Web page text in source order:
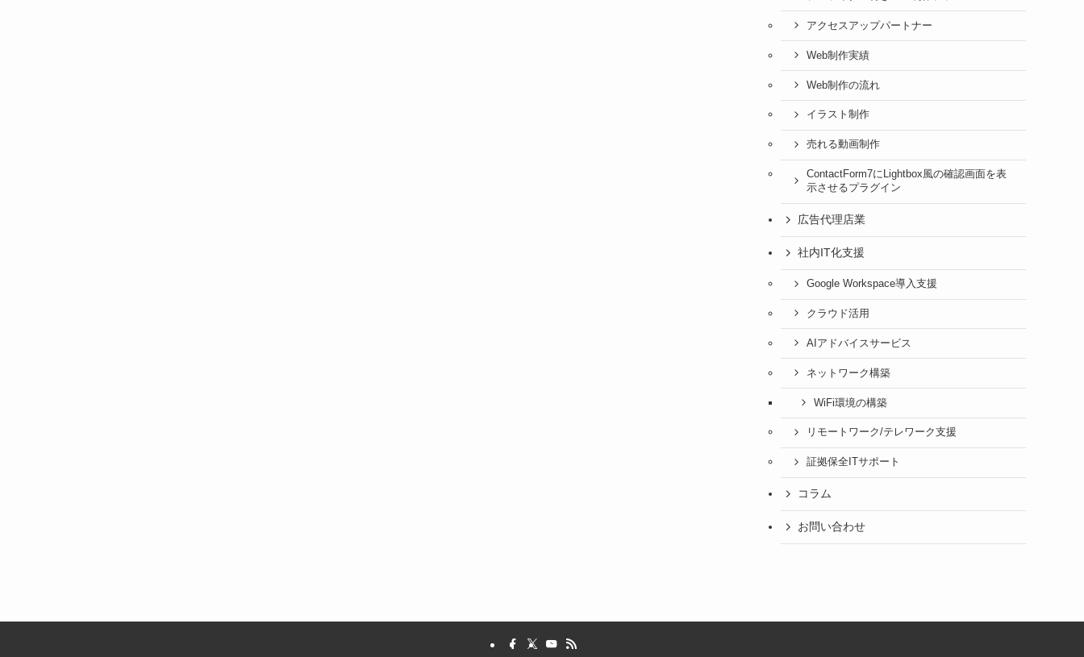
アクセスアップパートナー
Web制作実績
Web制作の流れ
イラスト制作
売れる動画制作
ContactForm7にLightbox風の確認画面を表
示させるプラグイン
広告代理店業
社内IT化支援
Google Workspace導入支援
クラウド活用
AIアドバイスサービス
ネットワーク構築
WiFi環境の構築
リモートワーク/テレワーク支援
証拠保全ITサポート
コラム
お問い合わせ